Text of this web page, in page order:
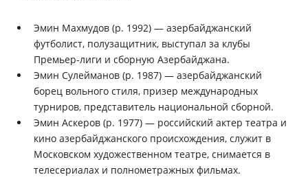
Эмин Махмудов (р. 1992) — азербайджанский
футболист, полузащитник, выступал за клубы
Премьер-лиги и сборную Азербайджана.
Эмин Сулейманов (р. 1987) — азербайджанский
борец вольного стиля, призер международных
турниров, представитель национальной сборной.
Эмин Аскеров (р. 1977) — российский актер театра и
кино азербайджанского происхождения, служит в
Московском художественном театре, снимается в
телесериалах и полнометражных фильмах.